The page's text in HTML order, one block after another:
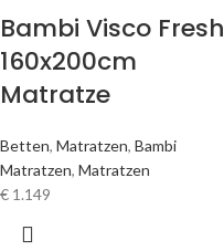
Bambi Visco Fresh
160x200cm
Matratze
Betten, Matratzen, Bambi
Matratzen, Matratzen
€ 1.149